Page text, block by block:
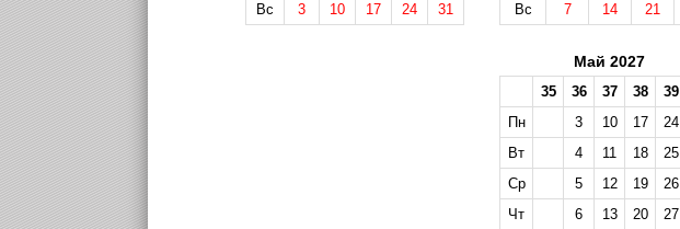
Вс
3 10 17 24 31
Вс
7 14 21
Май 2027
35 36 37 38 39
Пн
3 10 17 24
Вт
4 11 18
25
Ср
5 12 19
26
Чт
6 13 20 27